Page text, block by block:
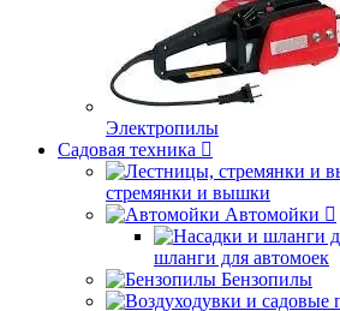
Электропилы
Садовая техника
стремянки и вышки
Автомойки
шланги для автомоек
Бензопилы